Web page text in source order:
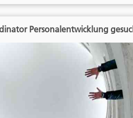
Personalentwicklung